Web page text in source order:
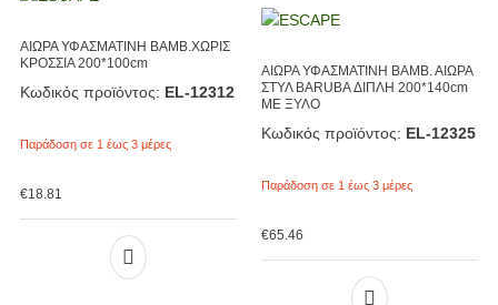
ΑΙΩΡΑ ΥΦΑΣΜΑΤΙΝΗ ΒΑΜΒ.ΧΩΡΙΣ
ΚΡΟΣΣΙΑ 200*100cm
Κωδικός προϊόντος: EL-12312
Παράδοση σε 1 έως 3 μέρες
€18.81
ΑΙΩΡΑ ΥΦΑΣΜΑΤΙΝΗ ΒΑΜΒ. ΑΙΩΡΑ
ΣΤΥΛ BARUBA ΔΙΠΛΗ 200*140cm
ΜΕ ΞΥΛΟ
Κωδικός προϊόντος: EL-12325
Παράδοση σε 1 έως 3 μέρες
€65.46